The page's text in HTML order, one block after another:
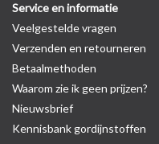
Service en informatie
Veelgestelde vragen
Verzenden en retourneren
Betaalmethoden
Waarom zie ik geen prijzen?
Nieuwsbrief
Kennisbank gordijnstoffen